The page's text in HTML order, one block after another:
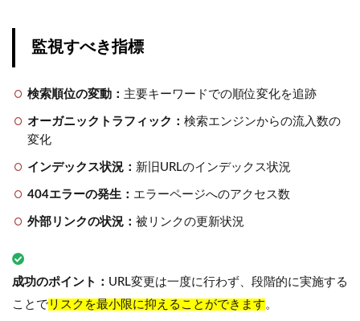
監視すべき指標
検索順位の変動： 主要キーワードでの順位変化を追跡
オーガニックトラフィック： 検索エンジンからの流入数の
変化
インデックス状況： 新旧URLのインデックス状況
404エラーの発生： エラーページへのアクセス数
外部リンクの状況： 被リンクの更新状況
成功のポイント： URL変更は一度に行わず、段階的に実施する
ことで リスクを最小限に抑えることができます 。